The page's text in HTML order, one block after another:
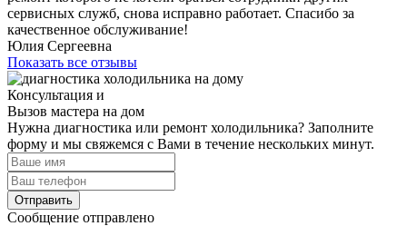
сервисных служб, снова исправно работает. Спасибо за
качественное обслуживание!
Юлия Сергеевна
Показать все отзывы
Консультация и
Вызов мастера на дом
Нужна диагностика или ремонт холодильника? Заполните
форму и мы свяжемся с Вами в течение нескольких минут.
Отправить
Сообщение отправлено